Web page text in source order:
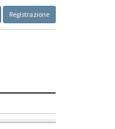
Registrazione